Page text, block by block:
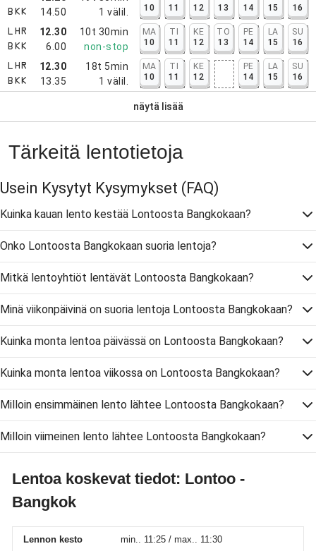
BKK
14.50
1 välil.
10
11
12
13
14
15
16
LHR
BKK
12.30
6.00
10t 30min
non-stop
MA
10
TI
11
KE
12
TO
13
PE
14
LA
15
SU
16
LHR
BKK
12.30
13.35
18t 5min
1 välil.
MA
10
TI
11
KE
12
PE
14
LA
15
SU
16
näytä lisää
Tärkeitä lentotietoja
Usein Kysytyt Kysymykset (FAQ)
Kuinka kauan lento kestää Lontoosta Bangkokaan?
Onko Lontoosta Bangkokaan suoria lentoja?
Mitkä lentoyhtiöt lentävät Lontoosta Bangkokaan?
Minä viikonpäivinä on suoria lentoja Lontoosta Bangkokaan?
Kuinka monta lentoa päivässä on Lontoosta Bangkokaan?
Kuinka monta lentoa viikossa on Lontoosta Bangkokaan?
Milloin ensimmäinen lento lähtee Lontoosta Bangkokaan?
Milloin viimeinen lento lähtee Lontoosta Bangkokaan?
Lentoa koskevat tiedot: Lontoo -
Bangkok
Lennon kesto min.. 11:25 / max.. 11:30